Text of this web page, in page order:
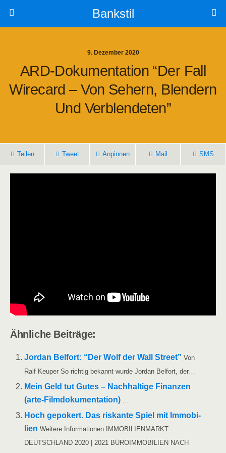
Bankstil
9. Dezember 2020
ARD-Doku­men­ta­ti­on “Der Fall
Wire­card – Von Sehern, Blen­dern
Und Verblendeten”
Tei­len Tweet Anpin­nen Mail SMS
Ähn­li­che Beiträge:
Jor­dan Bel­fort: “Der Wolf der Wall Street” Von
Ralf Keu­per So rich­tig bekannt wur­de Jor­dan Bel­fort, der…
Mein Geld tut Gutes – Nach­hal­ti­ge Finan­zen
(arte-Fil­m­­do­­ku­­men­­ta­­ti­on) …
Hoch gepo­kert. Das ris­kan­te Spiel mit Immo­bi­
li­en Wei­te­re Infor­ma­tio­nen IMMOBILIENMARKT
DEUTSCHLAND 2020 | 2021 BÜROIMMOBILIEN NACH